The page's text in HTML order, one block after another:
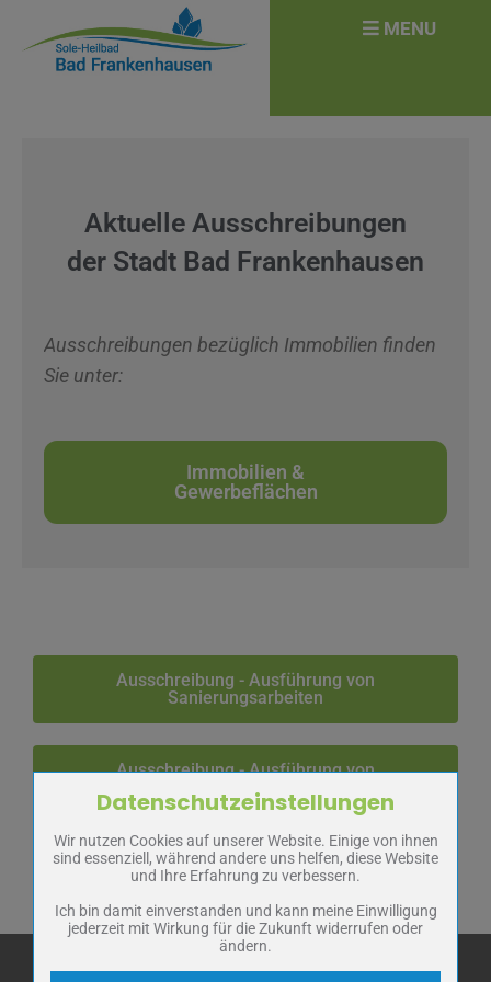
Aktuelle Ausschreibungen
der Stadt Bad Frankenhausen
Ausschreibungen bezüglich Immobilien finden
Sie unter:
Immobilien &
Gewerbeflächen
Ausschreibung - Ausführung von
Sanierungsarbeiten
Ausschreibung - Ausführung von
Bauleistungen
Zum Betrieb der Seite notwendige Cookies / Drittanbieter:
Name
PHP Session Cookie
Anbieter
Eigentümer dieser Website
Schutz
Cookie Name
PHPSESSID, fe_typo_user
Datenschutzeinstellungen
Wir nutzen Cookies auf unserer Website. Einige von ihnen
sind essenziell, während andere uns helfen, diese Website
und Ihre Erfahrung zu verbessern.
Ich bin damit einverstanden und kann meine Einwilligung
jederzeit mit Wirkung für die Zukunft widerrufen oder
ändern.